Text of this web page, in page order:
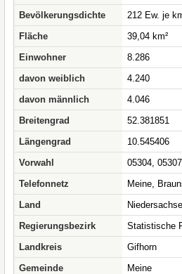
Bevölkerungsdichte
212 Ew. je
Fläche
39,04 km²
Einwohner
8.286
davon weiblich
4.240
davon männlich
4.046
Breitengrad
52.381851
Längengrad
10.545406
Vorwahl
05304, 05307
Telefonnetz
Meine,
Land
Regierungsbezirk
Statistische
Landkreis
Gifhorn
Gemeinde
Meine